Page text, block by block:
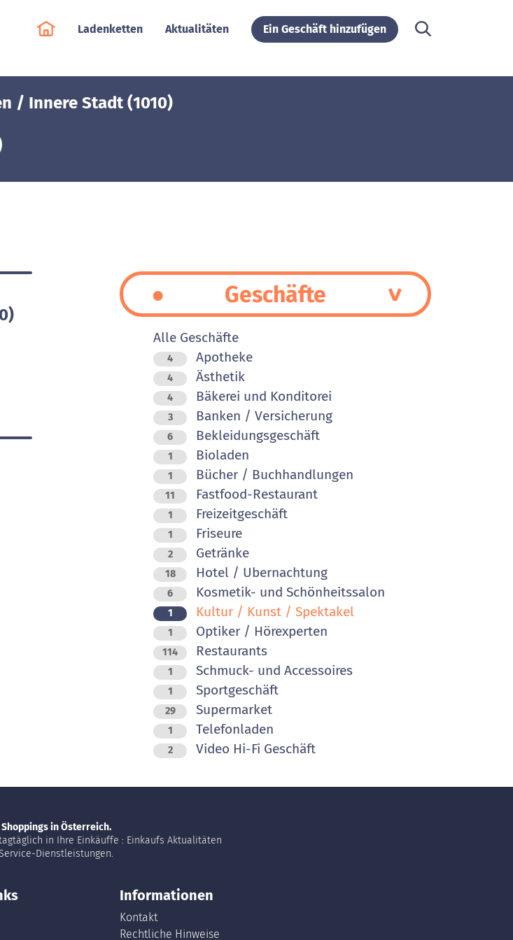
Ladenketten Aktualitäten Ein Geschäft hinzufügen
/ Innere Stadt (1010)
Geschäfte
Alle Geschäfte
4 Apotheke
4 Ästhetik
4 Bäkerei und Konditorei
3 Banken / Versicherung
6 Bekleidungsgeschäft
1 Bioladen
1 Bücher / Buchhandlungen
11 Fastfood-Restaurant
1 Freizeitgeschäft
1 Friseure
2 Getränke
18 Hotel / Ubernachtung
6 Kosmetik- und Schönheitssalon
1 Kultur / Kunst / Spektakel
1 Optiker / Hörexperten
114 Restaurants
1 Schmuck- und Accessoires
1 Sportgeschäft
29 Supermarket
1 Telefonladen
2 Video Hi-Fi Geschäft
in Österreich.
in Ihre Einkäuffe : Einkaufs Aktualitäten
Dienstleistungen.
Informationen
Kontakt
Rechtliche Hinweise